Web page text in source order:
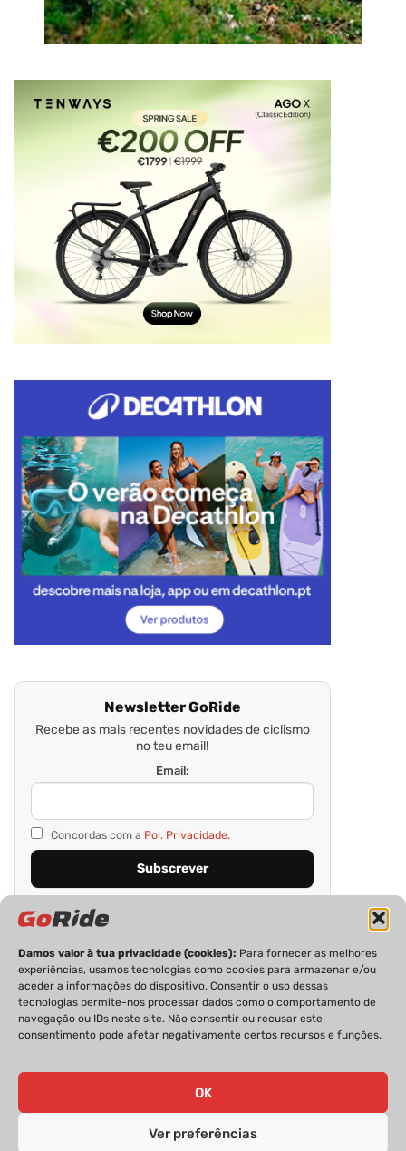
Damos valor à tua privacidade (cookies): Para fornecer as melhores
experiências, usamos tecnologias como cookies para armazenar e/ou
aceder a informações do dispositivo. Consentir o uso dessas
tecnologias permite-nos processar dados como o comportamento de
navegação ou IDs neste site. Não consentir ou recusar este
consentimento pode afetar negativamente certos recursos e funções.
OK
Ver preferências
Newsletter GoRide
Recebe as mais recentes novidades de ciclismo
no teu email!
Email:
Concordas com a Pol. Privacidade.
PRIVACIDADE FICHA TÉCNICA
ESTATUTO EDITORIAL